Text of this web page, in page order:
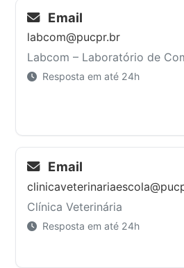
Email
labcom@pucpr.br
Labcom – Laboratório de
Resposta em até 24h
Email
Clínica Veterinária
Resposta em até 24h